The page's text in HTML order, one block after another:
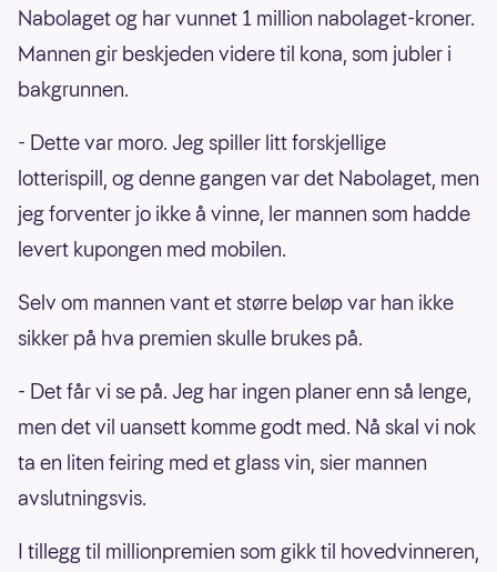
Nabolaget og har vunnet 1 million nabolaget-kroner.
Mannen gir beskjeden videre til kona, som jubler i
bakgrunnen.
- Dette var moro. Jeg spiller litt forskjellige
lotterispill, og denne gangen var det Nabolaget, men
jeg forventer jo ikke å vinne, ler mannen som hadde
levert kupongen med mobilen.
Selv om mannen vant et større beløp var han ikke
sikker på hva premien skulle brukes på.
- Det får vi se på. Jeg har ingen planer enn så lenge,
men det vil uansett komme godt med. Nå skal vi nok
ta en liten feiring med et glass vin, sier mannen
avslutningsvis.
I tillegg til millionpremien som gikk til hovedvinneren,